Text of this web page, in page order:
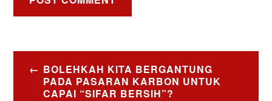
Post
navigation
BOLEHKAH KITA BERGANTUNG
PADA PASARAN KARBON UNTUK
CAPAI “SIFAR BERSIH”?